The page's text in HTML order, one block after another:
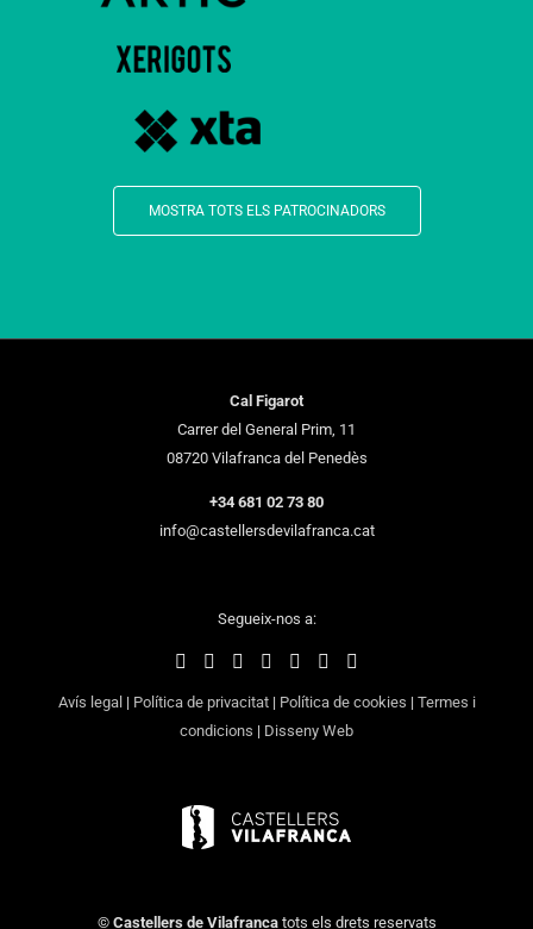
MOSTRA TOTS ELS PATROCINADORS
Cal Figarot
Carrer del General Prim, 11
08720 Vilafranca del Penedès
+34 681 02 73 80
info@castellersdevilafranca.cat
Segueix-nos a:
Avís legal | Política de privacitat| Política de cookies | Termes i
condicions | Disseny Web
© Castellers de Vilafrancatots els drets reservats